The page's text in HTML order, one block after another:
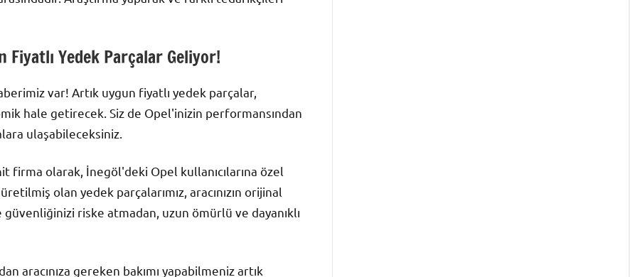
Yedek Parçalar Geliyor!
var! Artık uygun fiyatlı yedek parçalar,
hale getirecek. Siz de Opel'inizin performansından
ulaşabileceksiniz.
olarak, İnegöl'deki Opel kullanıcılarına özel
olan yedek parçalarımız, aracınızın orijinal
riske atmadan, uzun ömürlü ve dayanıklı
aracınıza gereken bakımı yapabilmeniz artık